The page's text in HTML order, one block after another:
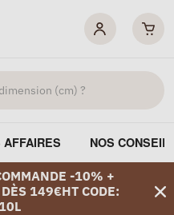
AFFAIRES NOS
-10% +
149€HT CODE: